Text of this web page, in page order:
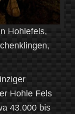
Hohlefels,
Hohle Fels
43.000 bis